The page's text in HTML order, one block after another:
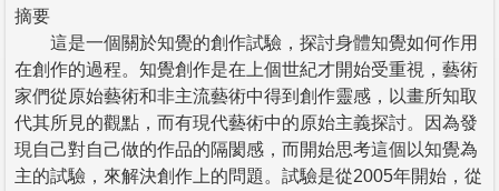
摘要
這是一個關於知覺的創作試驗，探討身體知覺如何作用
在創作的過程。知覺創作是在上個世紀才開始受重視，藝術
家們從原始藝術和非主流藝術中得到創作靈感，以畫所知取
代其所見的觀點，而有現代藝術中的原始主義探討。因為發
現自己對自己做的作品的隔閡感，而開始思考這個以知覺為
主的試驗，來解決創作上的問題。試驗是從2005年開始，從